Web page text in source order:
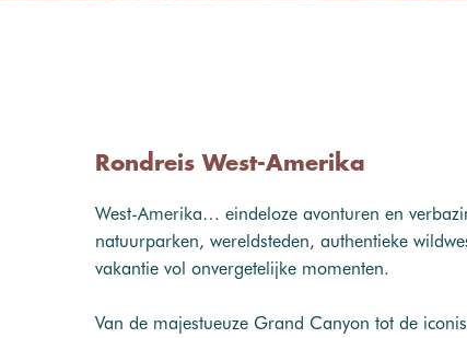
Rondreis West-Amerika
West-Amerika… eindeloze avonturen en
natuurparken, wereldsteden, authentieke
vakantie vol onvergetelijke momenten.
Van de majestueuze Grand Canyon tot de